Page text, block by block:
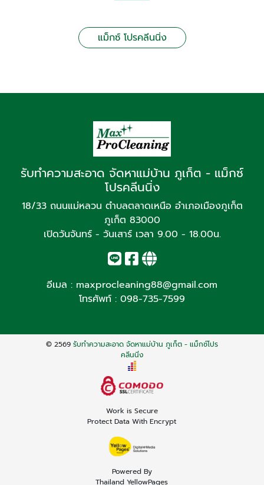
แม็กซ์ โปรคลีนนิ่ง
รับทำความสะอาด จัดหาแม่บ้าน ภูเก็ต - แม็กซ์
โปรคลีนนิ่ง
18/33 ถนนแม่หลวน ตำบลตลาดเหนือ อำเภอเมืองภูเก็ต
ภูเก็ต 83000
เปิดวันจันทร์ - วันเสาร์ เวลา 9.00 - 18.00น.
อีเมล : maxprocleaning88@gmail.com
โทรศัพท์ : 098-735-7599
© 2569 รับทำความสะอาด จัดหาแม่บ้าน ภูเก็ต - แม็กซ์โปร
คลีนนิ่ง
Work is Secure
Protect Data With Encrypt
Powered By
Thailand YellowPages